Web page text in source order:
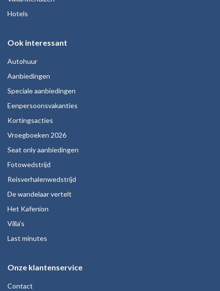
Hotels
Ook interessant
Autohuur
Aanbiedingen
Speciale aanbiedingen
Eenpersoonsvakanties
Kortingsacties
Vroegboeken 2026
Seat only aanbiedingen
Fotowedstrijd
Reisverhalenwedstrijd
De wandelaar vertelt
Het Kafenion
Villa's
Last minutes
Onze klantenservice
Contact